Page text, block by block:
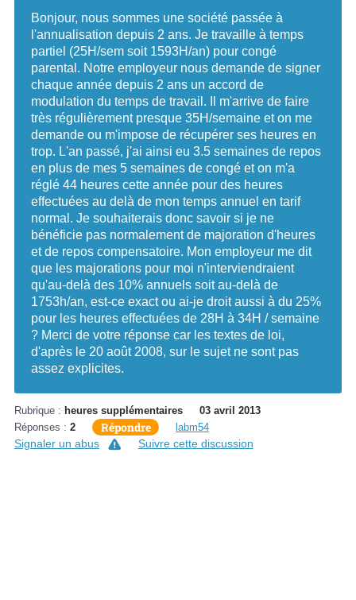
Bonjour, nous sommes une société passée à
l'annualisation depuis 2 ans. Je travaille à temps
partiel (25H/sem soit 1593H/an) pour congé
parental. Notre employeur nous demande de signer
chaque année depuis 2 ans un accord de
modulation du temps de travail. Il m'arrive de faire
très régulièrement presque 35H/semaine et on me
demande ou m'impose de récupérer ses heures en
trop. L'an passé, j'ai ainsi eu 3.5 semaines de repos
en plus de mes 5 semaines de congé et on m'a
réglé 44 heures cette année pour des heures
effectuées au delà de mon temps annuel en tarif
normal. Je souhaiterais donc savoir si je ne
bénéficie pas normalement de majoration d'heures
et de repos compensatoire. Mon employeur me dit
que les majorations pour moi n'interviendraient
qu'au-delà des 10% annuels soit au-delà de
1753h/an, est-ce exact ou ai-je droit aussi à du 25%
pour les heures effectuées de 28H à 34H / semaine
? Merci de votre réponse car les textes de loi,
d'après le 20 août 2008, sur le sujet ne sont pas
assez explicites.
Rubrique : heures supplémentaires
03 avril 2013
Réponses : 2 Répondre labm54
Signaler un abus Suivre cette discussion